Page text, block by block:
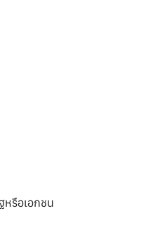
รือเอกชน